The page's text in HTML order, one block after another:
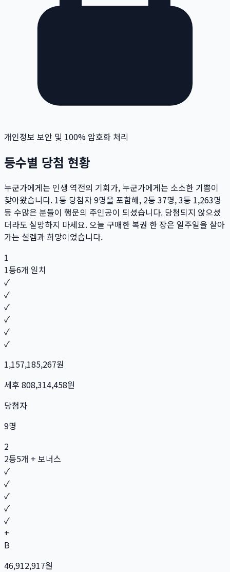
개인정보 보안 및 100% 암호화 처리
등수별 당첨 현황
누군가에게는 인생 역전의 기회가, 누군가에게는 소소한 기쁨이
찾아왔습니다. 1등 당첨자9명을 포함해, 2등 37명, 3등 1,263명
등 수많은 분들이 행운의 주인공이 되셨습니다. 당첨되지 않으셨
더라도 실망하지 마세요. 오늘 구매한 복권 한 장은 일주일을 살아
가는 설렘과 희망이었습니다.
1
1등6개 일치
✓
✓
✓
✓
✓
✓
1,157,185,267원
세후 808,314,458원
당첨자
9명
2
2등5개 + 보너스
✓
✓
✓
✓
✓
+
B
46,912,917원